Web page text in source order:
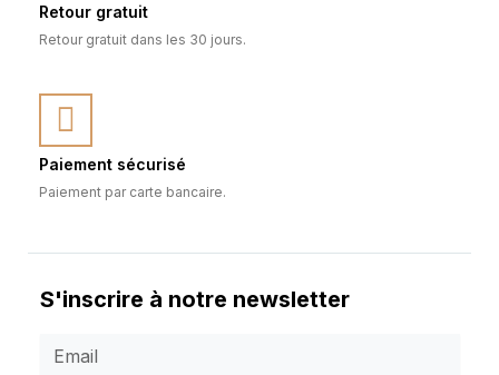
Retour gratuit
Retour gratuit dans les 30 jours.
Paiement sécurisé
Paiement par carte bancaire.
S'inscrire à notre newsletter